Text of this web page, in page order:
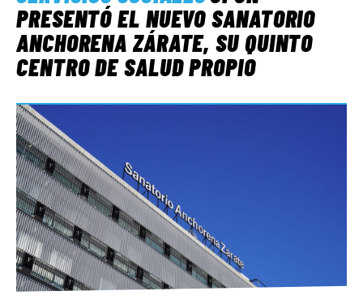
PRESENTÓ EL NUEVO SANATORIO
ANCHORENA ZÁRATE, SU QUINTO
CENTRO DE SALUD PROPIO